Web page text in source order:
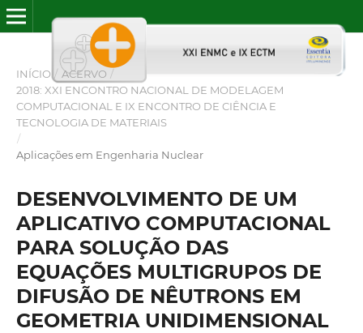
INÍCIO / ACERVO /
2018: XXI ENCONTRO NACIONAL DE MODELAGEM
COMPUTACIONAL E IX ENCONTRO DE CIÊNCIA E
TECNOLOGIA DE MATERIAIS
/
Aplicações em Engenharia Nuclear
DESENVOLVIMENTO DE UM
APLICATIVO COMPUTACIONAL
PARA SOLUÇÃO DAS
EQUAÇÕES MULTIGRUPOS DE
DIFUSÃO DE NÊUTRONS EM
GEOMETRIA UNIDIMENSIONAL